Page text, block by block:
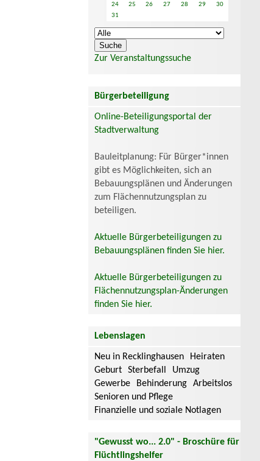
24
25 26 27 28 29
30
31
Zur Veranstaltungssuche
Bürgerbeteiligung
Online-Beteiligungsportal der
Stadtverwaltung
Bauleitplanung: Für Bürger*innen
gibt es Möglichkeiten, sich an
Bebauungsplänen und Änderungen
zum Flächennutzungsplan zu
beteiligen.
Aktuelle Bürgerbeteiligungen zu
Bebauungsplänen finden Sie hier.
Aktuelle Bürgerbeteiligungen zu
Flächennutzungsplan-Änderungen
finden Sie hier.
Lebenslagen
Neu in Recklinghausen
Heiraten
Geburt
Sterbefall
Umzug
Gewerbe
Behinderung
Arbeitslos
Senioren und Pflege
Finanzielle und soziale Notlagen
"Gewusst wo... 2.0" - Broschüre für
Flüchtlingshelfer